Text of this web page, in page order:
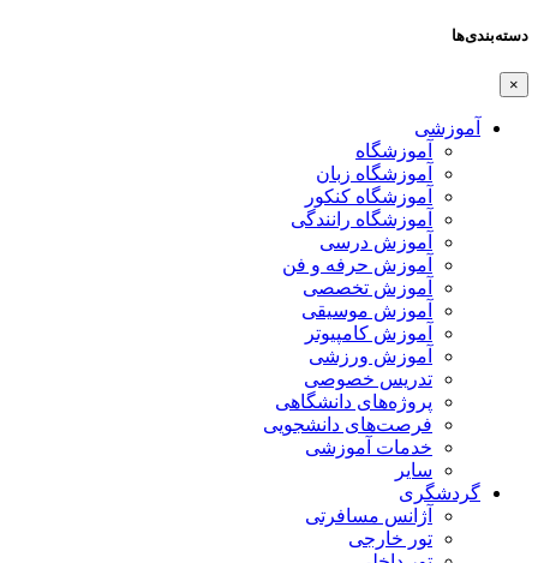
دسته‌بندی‌ها
×
آموزشی
آموزشگاه
آموزشگاه زبان
آموزشگاه کنکور
آموزشگاه رانندگی
آموزش درسی
آموزش حرفه و فن
آموزش تخصصی
آموزش موسیقی
آموزش کامپیوتر
آموزش ورزشی
تدریس خصوصی
پروژه‌های دانشگاهی
فرصت‌های دانشجویی
خدمات آموزشی
سایر
گردشگری
آژانس مسافرتی
تور خارجی